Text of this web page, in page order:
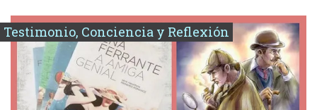
Testimonio, Conciencia y Reflexión